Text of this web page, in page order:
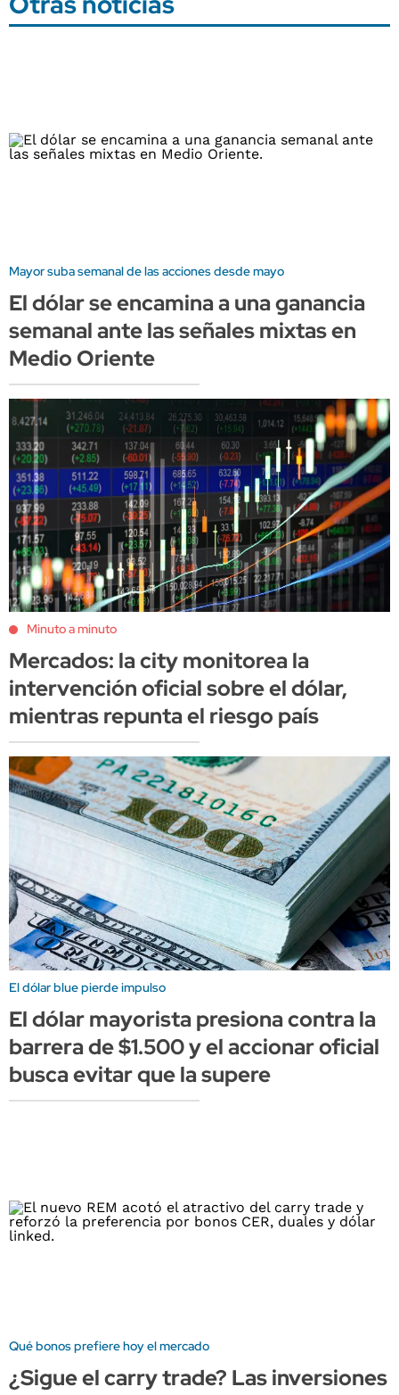
Mayor suba semanal de las acciones desde mayo
El dólar se encamina a una ganancia
semanal ante las señales mixtas en
Medio Oriente
Minuto a minuto
Mercados: la city monitorea la
intervención oficial sobre el dólar,
mientras repunta el riesgo país
El dólar blue pierde impulso
El dólar mayorista presiona contra la
barrera de $1.500 y el accionar oficial
busca evitar que la supere
Qué bonos prefiere hoy el mercado
¿Sigue el carry trade? Las inversiones